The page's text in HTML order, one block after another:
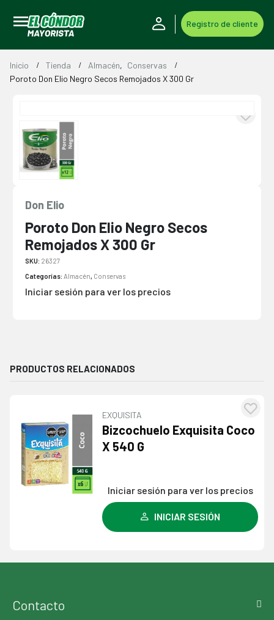
Registro de cliente
Inicio Tienda Almacén, Conservas
Poroto Don Elio Negro Secos Remojados X 300 Gr
Don Elio
Poroto Don Elio Negro Secos
Remojados X 300 Gr
SKU: 26327
Categorías: Almacén, Conservas
Iniciar sesión para ver los precios
PRODUCTOS RELACIONADOS
EXQUISITA
Bizcochuelo Exquisita Coco
X 540 G
Iniciar sesión para ver los precios
INICIAR SESIÓN
Contacto